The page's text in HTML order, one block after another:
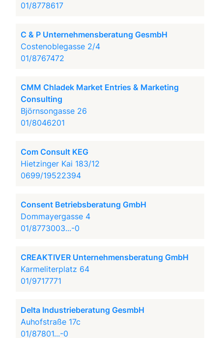
01/8778617
C & P Unternehmensberatung GesmbH
Costenoblegasse 2/4
01/8767472
CMM Chladek Market Entries & Marketing
Consulting
Björnsongasse 26
01/8046201
Com Consult KEG
Hietzinger Kai 183/12
0699/19522394
Consent Betriebsberatung GmbH
Dommayergasse 4
01/8773003...-0
CREAKTIVER Unternehmensberatung GmbH
Karmeliterplatz 64
01/9717771
Delta Industrieberatung GesmbH
Auhofstraße 17c
01/87801...-0